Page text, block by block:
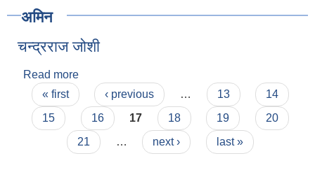
अमिन
चन्द्रराज जोशी
Read more
Pages
« first ‹ previous … 13
14
15
16 17 18 19
20
21
… next › last »